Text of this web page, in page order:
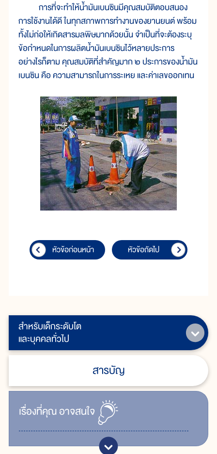
สำหรับเด็กระดับโต
และบุคคลทั่วไป
สารบัญ
เรื่ิองที่คุณอาจสนใจ
การที่จะทำให้น้ำมันเบนซินมีคุณสมบัติตอบสนอง
การใช้งานได้ดี ในทุกสภาพการทำงานของยานยนต์ พร้อม
ทั้งไม่ก่อให้เกิดสารมลพิษมากด้วยนั้น จำเป็นที่จะต้องระบุ
ข้อกำหนดในการผลิตน้ำมันเบนซินไว้หลายประการ
อย่างไรก็ตาม คุณสมบัติที่สำคัญมาก ๒ ประการของน้ำมัน
เบนซิน คือ ความสามารถในการระเหย และค่าเลขออกเทน
หัวข้อก่อนหน้า หัวข้อถัดไป